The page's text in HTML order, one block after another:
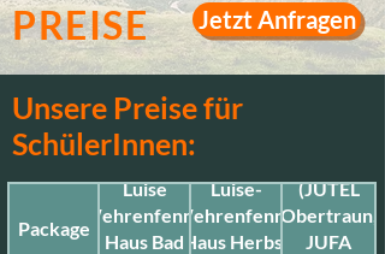
PREISE Jetzt Anfragen
Unsere Preise für
SchülerInnen:
Package
Luise
Wehrenfennig
Haus Bad
Luise-
Wehrenfennig
Haus Herbst
(JUTEL
Obertraun,
JUFA